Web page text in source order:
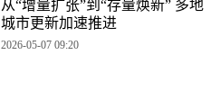
从“增量扩张”到“存量焕新” 多地
城市更新加速推进
2026-05-07 09:20